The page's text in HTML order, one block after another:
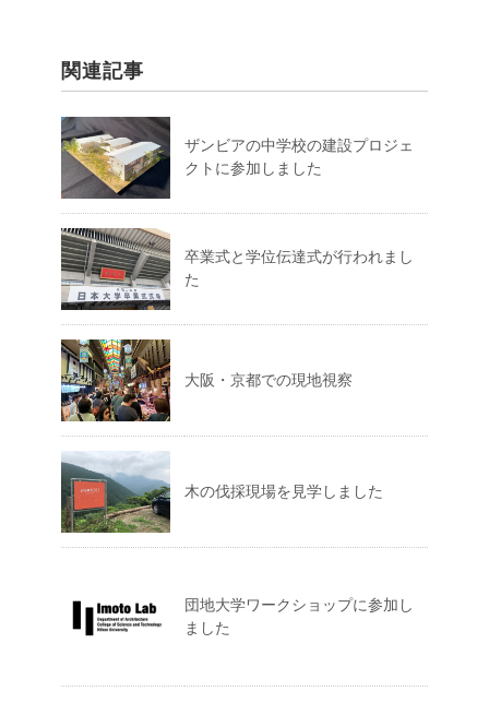
関連記事
ザンビアの中学校の建設プロジェ
クトに参加しました
卒業式と学位伝達式が行われまし
た
大阪・京都での現地視察
木の伐採現場を見学しました
団地大学ワークショップに参加し
ました